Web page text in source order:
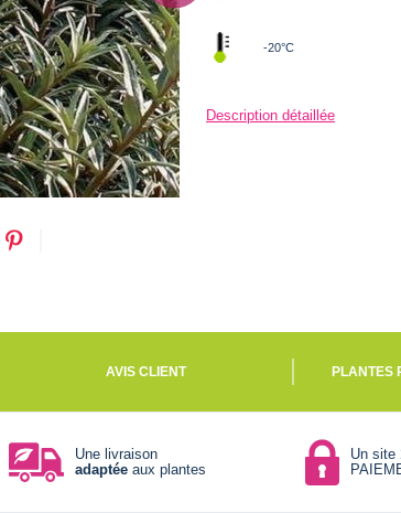
-20°C
Description détaillée
AVIS CLIENT PLANTES
Une livraison
adaptéeaux plantes
Un site